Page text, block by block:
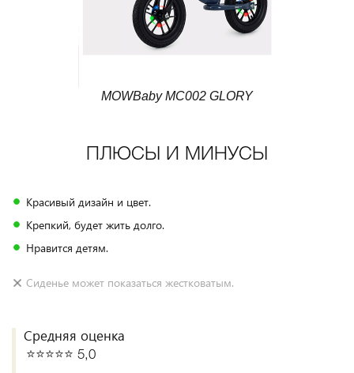
MOWBaby MC002 GLORY
ПЛЮСЫ И МИНУСЫ
Красивый дизайн и цвет.
Крепкий, будет жить долго.
Нравится детям.
Сиденье может показаться жестковатым.
Средняя оценка
⭐️⭐️⭐️⭐️⭐️ 5,0